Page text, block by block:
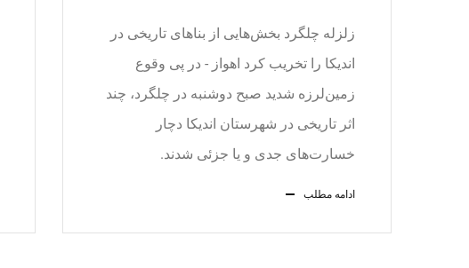
زلزله چلگرد بخش‌هایی از بناهای تاریخی در
اندیکا را تخریب کرد اهواز - در پی وقوع
زمین‌لرزه شدید صبح دوشنبه در چلگرد، چند
اثر تاریخی در شهرستان اندیکا دچار
خسارت‌های جدی و یا جزئی شدند.
ادامه مطلب